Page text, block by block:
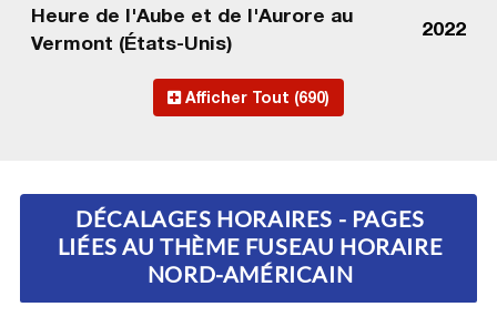
Heure de l'Aube et de l'Aurore au
Vermont (États-Unis)
2022
Afficher Tout (690)
DÉCALAGES HORAIRES - PAGES
LIÉES AU THÈME FUSEAU HORAIRE
NORD-AMÉRICAIN